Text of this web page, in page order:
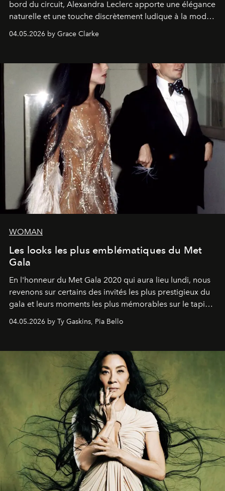
bord du circuit, Alexandra Leclerc apporte une élégance
naturelle et une touche discrètement ludique à la mode
de la Formule 1.
04.05.2026 by Grace Clarke
WOMAN
Les looks les plus emblématiques du Met
Gala
En l'honneur du Met Gala 2020 qui aura lieu lundi, nous
revenons sur certains des invités les plus prestigieux du
gala et leurs moments les plus mémorables sur le tapis
04.05.2026 by Ty Gaskins, Pia Bello